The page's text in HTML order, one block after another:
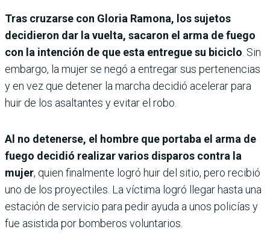
Tras cruzarse con Gloria Ramona, los sujetos
decidieron dar la vuelta, sacaron el arma de fuego
con la intención de que esta entregue su biciclo. Sin
embargo, la mujer se negó a entregar sus pertenencias
y en vez que detener la marcha decidió acelerar para
huir de los asaltantes y evitar el robo.
Al no detenerse, el hombre que portaba el arma de
fuego decidió realizar varios disparos contra la
mujer, quien finalmente logró huir del sitio, pero recibió
uno de los proyectiles. La víctima logró llegar hasta una
estación de servicio para pedir ayuda a unos policías y
fue asistida por bomberos voluntarios.